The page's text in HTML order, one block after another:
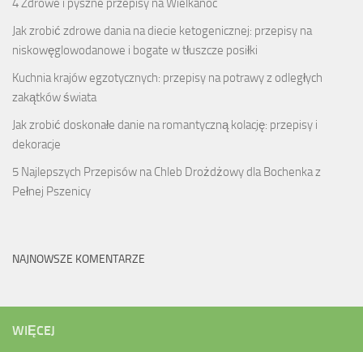
4 Zdrowe i pyszne przepisy na Wielkanoc
Jak zrobić zdrowe dania na diecie ketogenicznej: przepisy na
niskowęglowodanowe i bogate w tłuszcze posiłki
Kuchnia krajów egzotycznych: przepisy na potrawy z odległych
zakątków świata
Jak zrobić doskonałe danie na romantyczną kolację: przepisy i
dekoracje
5 Najlepszych Przepisów na Chleb Drożdżowy dla Bochenka z
Pełnej Pszenicy
NAJNOWSZE KOMENTARZE
WIĘCEJ